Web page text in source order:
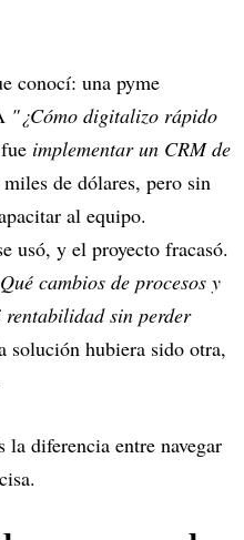
conocí: una pyme
"¿Cómo digitalizo rápido
implementar un CRM de
de dólares, pero sin
al equipo.
usó, y el proyecto fracasó.
cambios de procesos y
sin perder
solución hubiera sido otra,
la diferencia entre navegar